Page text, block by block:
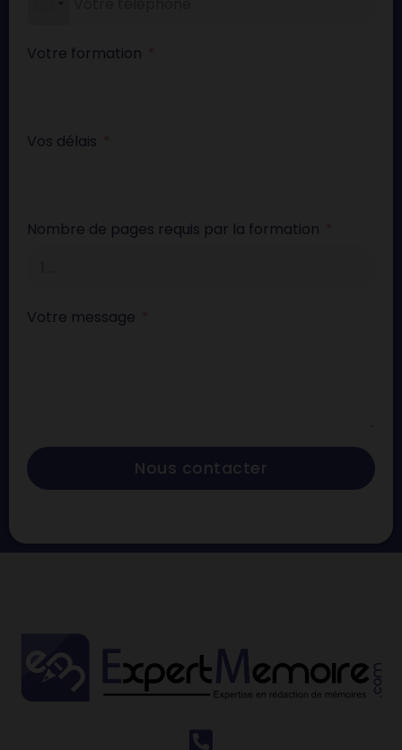
Votre formation
Vos délais
Nombre de pages requis par la formation
Votre message
Nous contacter